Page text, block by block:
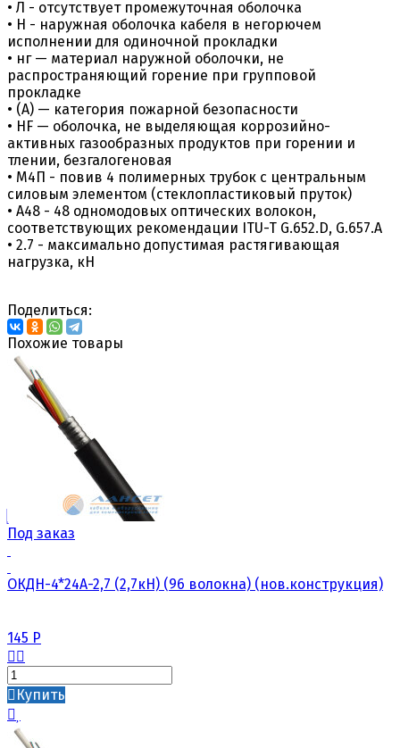
• Л - отсутствует промежуточная оболочка
• Н - наружная оболочка кабеля в негорючем
исполнении для одиночной прокладки
• нг — материал наружной оболочки, не
распространяющий горение при групповой
прокладке
• (А) — категория пожарной безопасности
• HF — оболочка, не выделяющая коррозийно-
активных газообразных продуктов при горении и
тлении, безгалогеновая
• М4П - повив 4 полимерных трубок с центральным
силовым элементом (стеклопластиковый пруток)
• А48 - 48 одномодовых оптических волокон,
соответствующих рекомендации ITU-T G.652.D, G.657.A
• 2.7 - максимально допустимая растягивающая
нагрузка, кН
Поделиться:
Похожие товары
Под заказ
ОКДН-4*24А-2,7 (2,7кН) (96 волокна) (нов.конструкция)
145 Р
Купить